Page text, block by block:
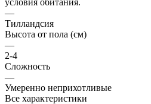
—
Тилландсия
Высота от пола (см)
—
2-4
Сложность
—
Умеренно неприхотливые
Все характеристики